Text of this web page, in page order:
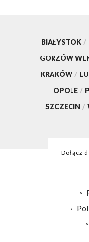
BIAŁYSTOK /
GORZÓW
KRAKÓW /
OPOLE /
SZCZECIN /
Dołącz
Centrum informacji
Naziemna Telewizja